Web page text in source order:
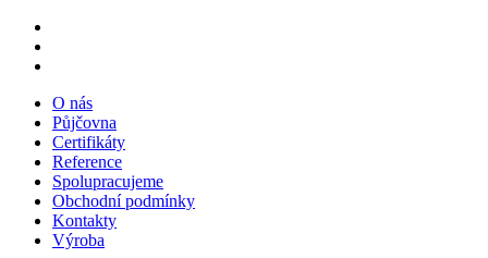
O nás
Půjčovna
Certifikáty
Reference
Spolupracujeme
Obchodní podmínky
Kontakty
Výroba